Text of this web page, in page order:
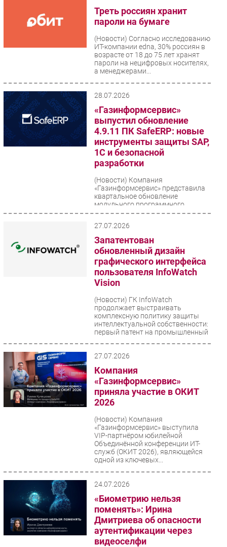
Треть россиян хранит
пароли на бумаге
(Новости) Согласно исследованию
ИТ-компании edna, 30% россиян в
возрасте от 18 до 75 лет хранят
пароли на нецифровых носителях,
а менеджерами...
28.07.2026
«Газинформсервис»
выпустил обновление
4.9.11 ПК SafeERP: новые
инструменты защиты SAP,
1С и безопасной
разработки
(Новости) Компания
«Газинформсервис» представила
квартальное обновление
модульного программного
комплекса SafeERP,
комплексного...
27.07.2026
Запатентован
обновленный дизайн
графического интерфейса
пользователя InfoWatch
Vision
(Новости) ГК InfoWatch
продолжает выстраивать
комплексную политику защиты
интеллектуальной собственности:
первый патент на промышленный
27.07.2026
Компания
«Газинформсервис»
приняла участие в ОКИТ
2026
(Новости) Компания
«Газинформсервис» выступила
VIP-партнёром юбилейной
Объединённой конференции ИТ-
служб (ОКИТ 2026), являющейся
одной из ключевых...
24.07.2026
«Биометрию нельзя
поменять»: Ирина
Дмитриева об опасности
аутентификации через
видеоселфи